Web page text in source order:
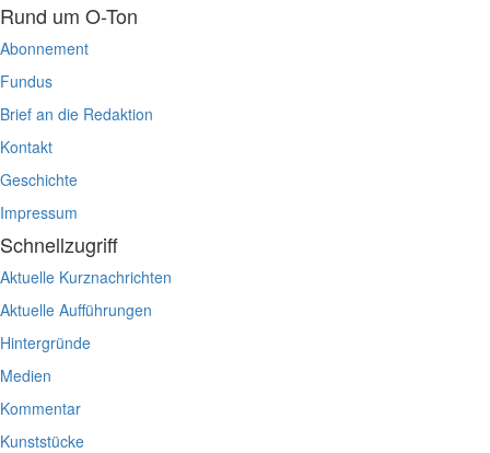
Rund um O-Ton
Abonnement
Fundus
Brief an die Redaktion
Kontakt
Geschichte
Impressum
Schnellzugriff
Aktuelle Kurznachrichten
Aktuelle Aufführungen
Hintergründe
Medien
Kommentar
Kunststücke